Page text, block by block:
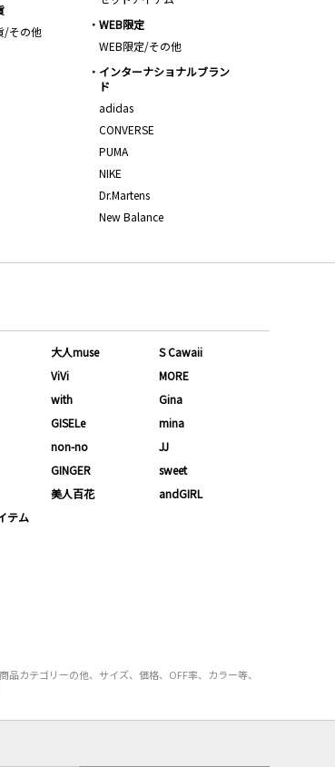
/その他
WEB限定
WEB限定/その他
インターナショナルブラン
ド
adidas
CONVERSE
PUMA
NIKE
Dr.Martens
New Balance
大人muse
S Cawaii
ViVi
MORE
with
Gina
GISELe
mina
non-no
JJ
GINGER
sweet
美人百花
andGIRL
テム
カテゴリーの他、サイズ、価格、OFF率、カラー等、